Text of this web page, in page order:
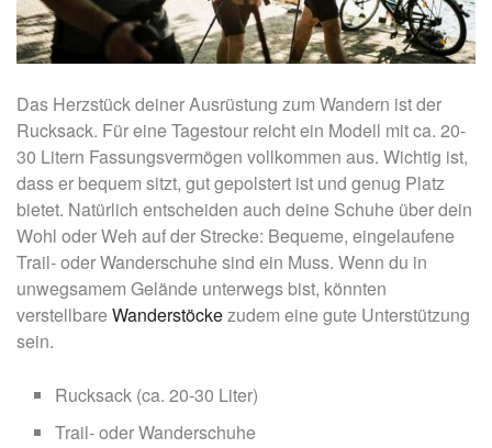
Das Herzstück deiner Ausrüstung zum Wandern ist der
Rucksack. Für eine Tagestour reicht ein Modell mit ca. 20-
30 Litern Fassungsvermögen vollkommen aus. Wichtig ist,
dass er bequem sitzt, gut gepolstert ist und genug Platz
bietet. Natürlich entscheiden auch deine Schuhe über dein
Wohl oder Weh auf der Strecke: Bequeme, eingelaufene
Trail- oder Wanderschuhe sind ein Muss. Wenn du in
unwegsamem Gelände unterwegs bist, könnten
verstellbare Wanderstöckezudem eine gute Unterstützung
sein.
Rucksack (ca. 20-30 Liter)
Trail- oder Wanderschuhe